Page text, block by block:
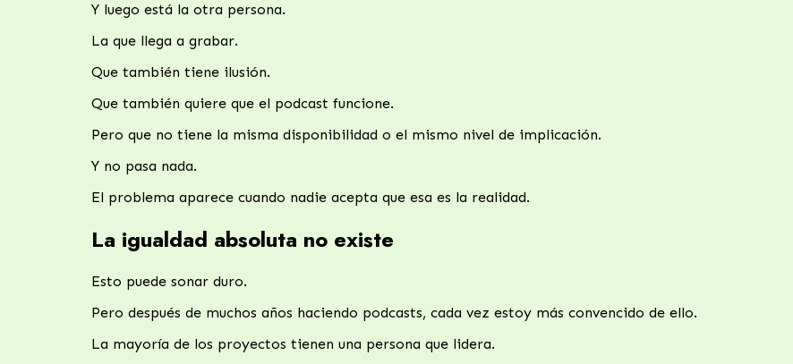
Y luego está la otra persona.
La que llega a grabar.
Que también tiene ilusión.
Que también quiere que el podcast funcione.
Pero que no tiene la misma disponibilidad o el mismo nivel de implicación.
Y no pasa nada.
El problema aparece cuando nadie acepta que esa es la realidad.
La igualdad absoluta no existe
Esto puede sonar duro.
Pero después de muchos años haciendo podcasts, cada vez estoy más convencido de ello.
La mayoría de los proyectos tienen una persona que lidera.